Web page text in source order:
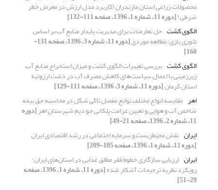
محصولات زراعی استان مازندران (کاربرد مدل ارزش در معرض خطر
شرطی)[دوره 11، شماره 1، 1396، صفحه 111-132]
الگوی کشت حل تعارضات برای مدیریت پایدار منابع آب بر اساس
تئوری بازی؛ مطالعه موردی [دوره 11، شماره 3، 1396، صفحه 131-
160]
الگوی کشت بررسی تغییرات الگوی کشت و میزان استخراج منابع آب
زیرزمینی با اعمال سیاست‌های کاهش مصرف آب در دشت ارزوئیه
استان کرمان[دوره 11، شماره 3، 1396، صفحه 111-129]
اهر مقایسه انواع مختلف توابع مفصل تاکی شکل در محاسبه حق بیمه
شاخص آب و هوایی و تعیین غرامت پلکانی جو دیم شهرستان اهر[دوره
11، شماره 2، 1396، صفحه 21-49]
ایران نقش محیط‌زیست و سرمایه اجتماعی در رشد اقتصادی ایران
[دوره 11، شماره 1، 1396، صفحه 185-209]
ایران ارزیابی سازگاری خطوط فقر مطلق غذایی در استان‌های ایران:
رویکرد نظریه ترجیحات آشکار شده [دوره 11، شماره 1، 1396، صفحه
29-51]